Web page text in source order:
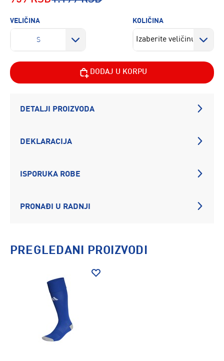
VELIČINA
S
KOLIČINA
DODAJ U KORPU
DETALJI PROIZVODA
DEKLARACIJA
ISPORUKA ROBE
PRONAĐI U RADNJI
PREGLEDANI PROIZVODI